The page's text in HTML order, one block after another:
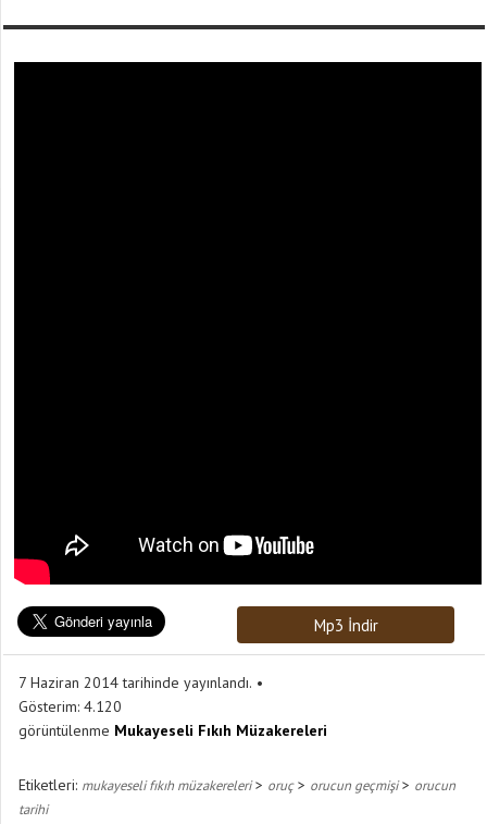
Mp3 İndir
7 Haziran 2014 tarihinde yayınlandı.
Gösterim: 4.120
görüntülenme Mukayeseli Fıkıh Müzakereleri
Etiketleri: mukayeseli fıkıh müzakereleri> oruç> orucun geçmişi> orucun
tarihi